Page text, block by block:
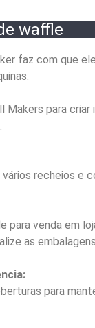
waffle
faz com que
Makers para
recheios e
para venda em
as
para